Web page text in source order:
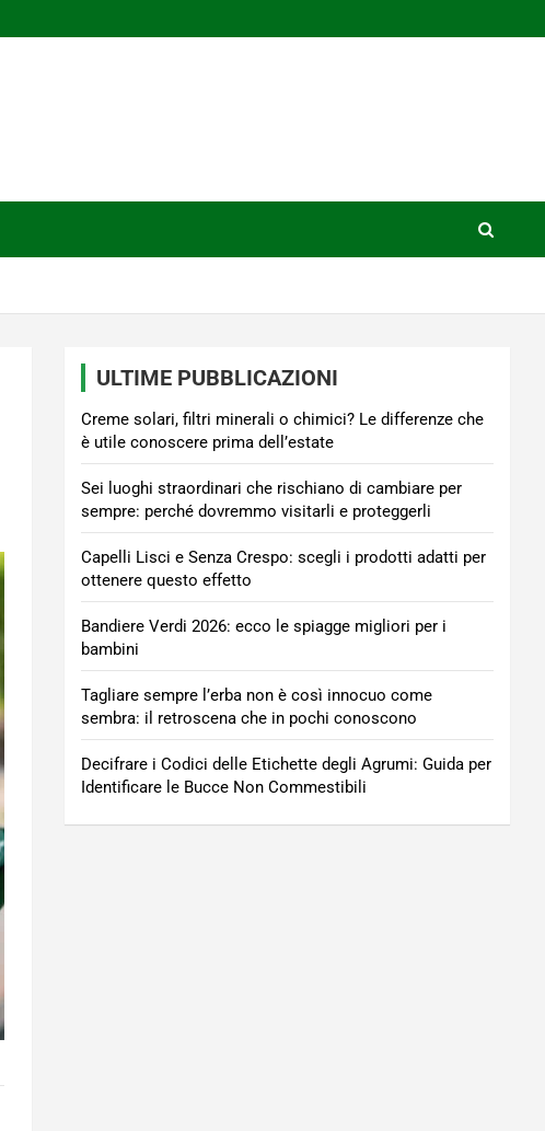
ULTIME PUBBLICAZIONI
Creme solari, filtri minerali o chimici? Le differenze che
è utile conoscere prima dell’estate
Sei luoghi straordinari che rischiano di cambiare per
sempre: perché dovremmo visitarli e proteggerli
Capelli Lisci e Senza Crespo: scegli i prodotti adatti per
ottenere questo effetto
Bandiere Verdi 2026: ecco le spiagge migliori per i
bambini
Tagliare sempre l’erba non è così innocuo come
sembra: il retroscena che in pochi conoscono
Decifrare i Codici delle Etichette degli Agrumi: Guida per
Identificare le Bucce Non Commestibili